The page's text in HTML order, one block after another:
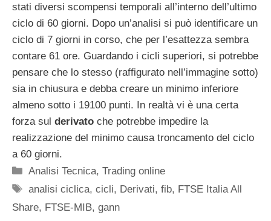
stati diversi scompensi temporali all’interno dell’ultimo
ciclo di 60 giorni. Dopo un’analisi si può identificare un
ciclo di 7 giorni in corso, che per l’esattezza sembra
contare 61 ore. Guardando i cicli superiori, si potrebbe
pensare che lo stesso (raffigurato nell’immagine sotto)
sia in chiusura e debba creare un minimo inferiore
almeno sotto i 19100 punti. In realtà vi è una certa
forza sul derivato che potrebbe impedire la
realizzazione del minimo causa troncamento del ciclo
a 60 giorni.
Categorie
Analisi Tecnica,Trading online
Tag
analisi ciclica,cicli, Derivati,fib, FTSE Italia All
Share, FTSE-MIB, gann